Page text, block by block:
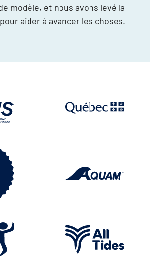
modèle, et nous avons levé la
aider à avancer les choses.